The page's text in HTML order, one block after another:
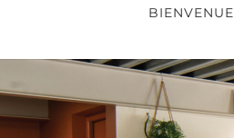
BIENVENUE